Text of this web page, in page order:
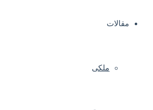
مقالات
ملکی